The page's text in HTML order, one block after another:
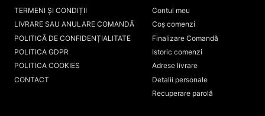
TERMENI ȘI CONDIȚII
LIVRARE SAU ANULARE COMANDĂ
POLITICĂ DE CONFIDENȚIALITATE
POLITICA GDPR
POLITICA COOKIES
CONTACT
Contul meu
Coș comenzi
Finalizare Comandă
Istoric comenzi
Adrese livrare
Detalii personale
Recuperare parolă